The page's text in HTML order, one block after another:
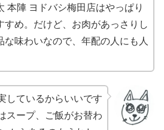
本陣 ヨドバシ梅田店はやっぱり
すめ。だけど、お肉があっさりし
な味わいなので、年配の人にも人
しているからいいです
スープ、ご飯がお替わ